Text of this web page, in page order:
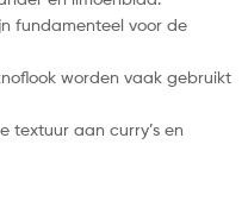
fundamenteel voor de
worden vaak gebruikt
textuur aan curry’s en